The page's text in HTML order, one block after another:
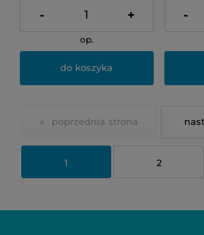
- +
op.
do koszyka
-
«
1 2